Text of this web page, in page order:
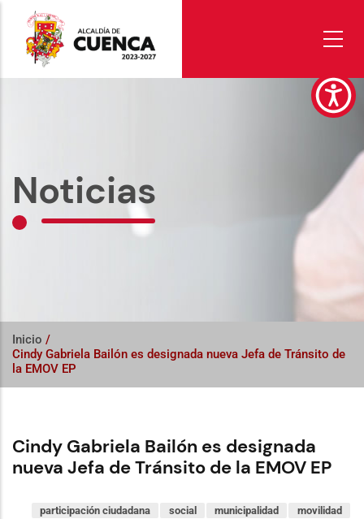
contenido
principal
Noticias
Inicio /
Cindy Gabriela Bailón es designada nueva Jefa de Tránsito de
la EMOV EP
Cindy Gabriela Bailón es designada
nueva Jefa de Tránsito de la EMOV EP
movilidad
municipalidad
social
participación ciudadana